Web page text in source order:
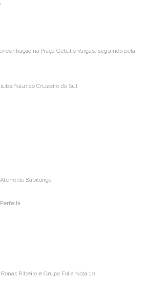
na Praça Getúlio Vargas, seguindo pela
Náutico Cruzeiro do Sul
da Babitonga
Ribeiro e Grupo Folia Nota 10